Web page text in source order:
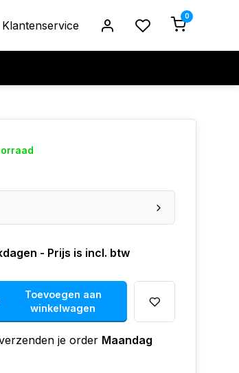
Klantenservice
0
- Prijs is incl. btw
Toevoegen aan
winkelwagen
je order Maandag